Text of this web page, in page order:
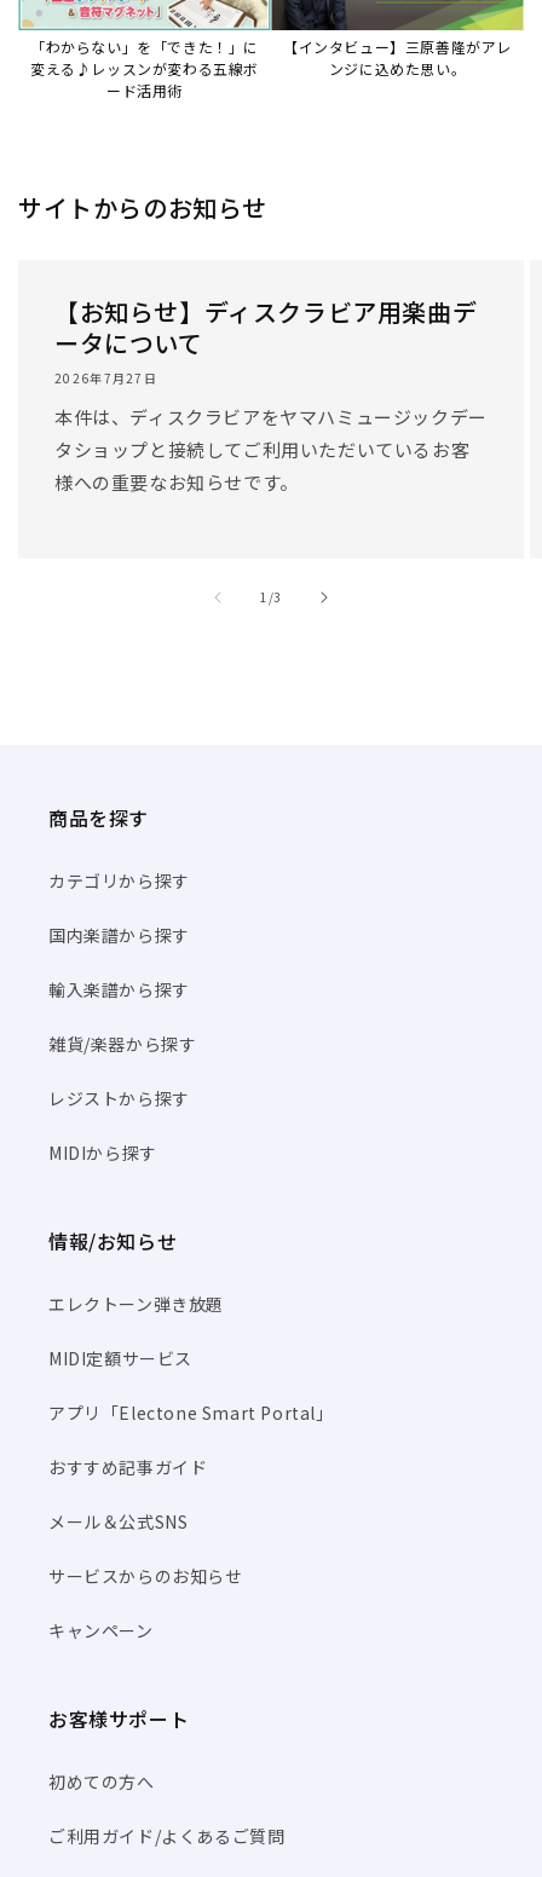
「わからない」を「できた！」に
変える♪レッスンが変わる五線ボ
ード活用術
【インタビュー】三原善隆がアレ
ンジに込めた思い。
サイトからのお知らせ
【お知らせ】ディスクラビア用楽曲デ
ータについて
2026年7月27日
本件は、ディスクラビアをヤマハミュージックデー
タショップと接続してご利用いただいているお客
様への重要なお知らせです。
1 //3
商品を探す
カテゴリから探す
国内楽譜から探す
輸入楽譜から探す
雑貨/楽器から探す
レジストから探す
MIDIから探す
情報/お知らせ
エレクトーン弾き放題
MIDI定額サービス
アプリ「Electone Smart Portal」
おすすめ記事ガイド
メール＆公式SNS
サービスからのお知らせ
キャンペーン
お客様サポート
初めての方へ
ご利用ガイド/よくあるご質問